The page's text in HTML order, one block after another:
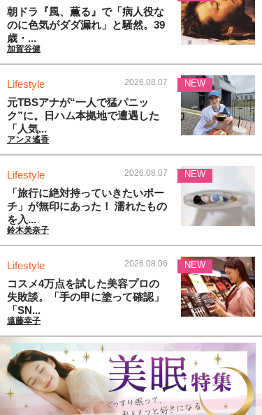
朝ドラ『風、薫る』で「病人役な
のに色気がダダ漏れ」と騒然。39
歳・...
加賀谷健
Lifestyle 2026.08.07
元TBSアナが“一人で猛パニッ
ク”に。日ハム本拠地で遭遇した
「人気...
アンヌ遙香
NEW
Lifestyle 2026.08.07
「旅行に絶対持っていきたいポー
チ」が無印にあった！ 濡れたもの
を入...
鈴木美奈子
NEW
Lifestyle 2026.08.06
コスメ4万点を試した美容プロの
失敗談。「手の甲に塗って確認」
「SN...
遠藤幸子
NEW